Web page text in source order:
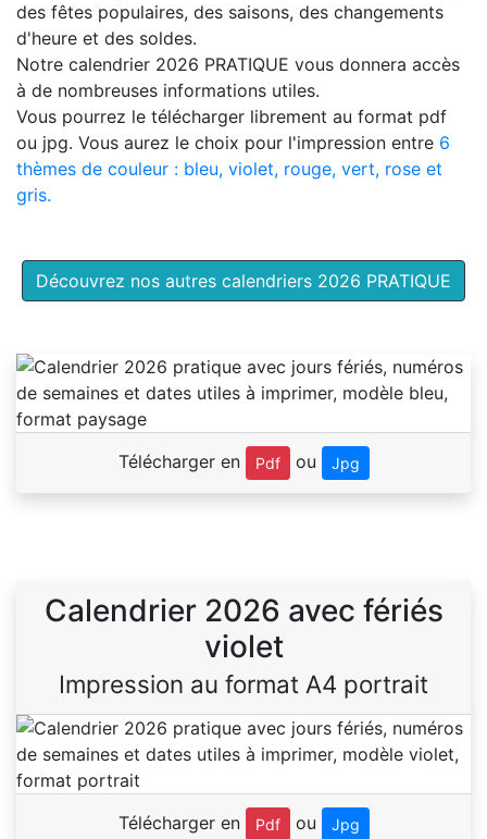
des fêtes populaires, des saisons, des changements
d'heure et des soldes.
Notre calendrier 2026 PRATIQUE vous donnera accès
à de nombreuses informations utiles.
Vous pourrez le télécharger librement au format pdf
ou jpg. Vous aurez le choix pour l'impression entre 6
thèmes de couleur : bleu, violet, rouge, vert, rose et
gris.
Découvrez nos autres calendriers 2026 PRATIQUE
Télécharger en Pdf ou Jpg
Calendrier 2026 avec fériés
violet
Impression au format A4 portrait
Télécharger en Pdf ou Jpg